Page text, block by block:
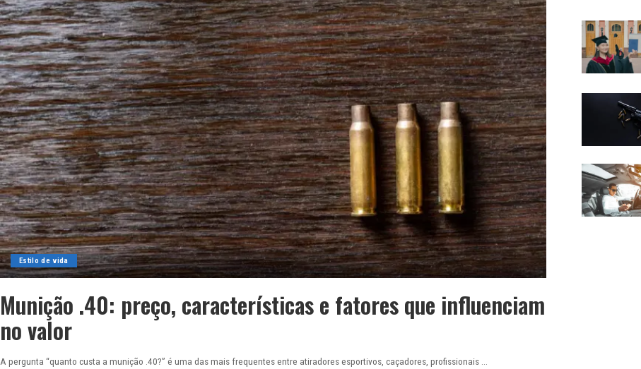
Estilo de vida
Munição .40: preço, características e fatores que influenciam
no valor
A pergunta “quanto custa a munição .40?” é uma das mais frequentes entre atiradores esportivos, caçadores, profissionais ...